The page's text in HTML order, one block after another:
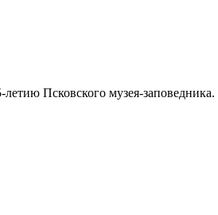
Псковского музея-